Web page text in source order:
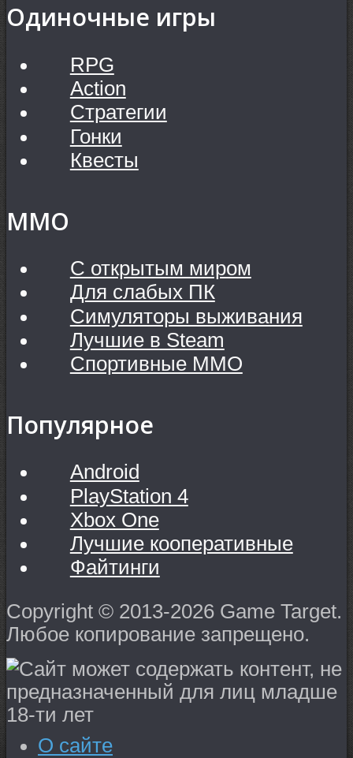
Одиночные игры
RPG
Action
Стратегии
Гонки
Квесты
MMO
С открытым миром
Для слабых ПК
Симуляторы выживания
Лучшие в Steam
Спортивные MMO
Популярное
Android
PlayStation 4
Xbox One
Лучшие кооперативные
Файтинги
Copyright © 2013-2026 Game Target.
Любое копирование запрещено.
О сайте